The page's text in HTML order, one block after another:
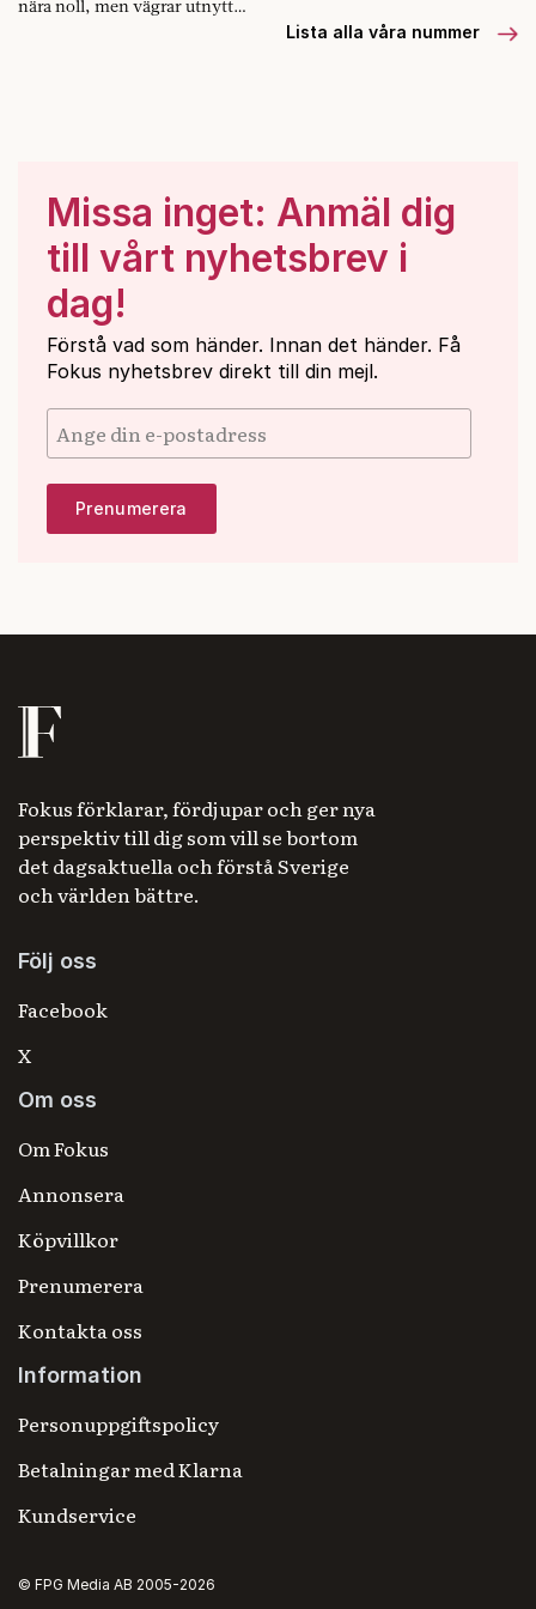
nära noll, men vägrar utnyttja
Lista alla våra nummer
Missa inget: Anmäl dig
till vårt nyhetsbrev i
dag!
Förstå vad som händer. Innan det händer. Få
Fokus nyhetsbrev direkt till din mejl.
Fokus förklarar, fördjupar och ger nya
perspektiv till dig som vill se bortom
det dagsaktuella och förstå Sverige
och världen bättre.
Följ oss
Facebook
X
Om oss
Om Fokus
Annonsera
Köpvillkor
Prenumerera
Kontakta oss
Information
Personuppgiftspolicy
Betalningar med Klarna
Kundservice
© FPG Media AB 2005-2026